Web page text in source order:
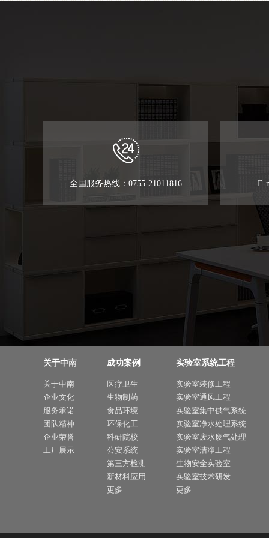
全国服务热线：0755-21011816 E-
关于中南
关于中南
企业文化
服务承诺
团队精神
企业荣誉
工厂展示
成功案例
医疗卫生
生物制药
食品环境
环保化工
科研院校
公安系统
第三方检测
新材料应用
更多.....
实验室系统工程
实验室装修工程
实验室通风工程
实验室集中供气系统
实验室净水处理系统
实验室废水废气处理
实验室洁净工程
生物安全实验室
实验室技术研发
更多.....